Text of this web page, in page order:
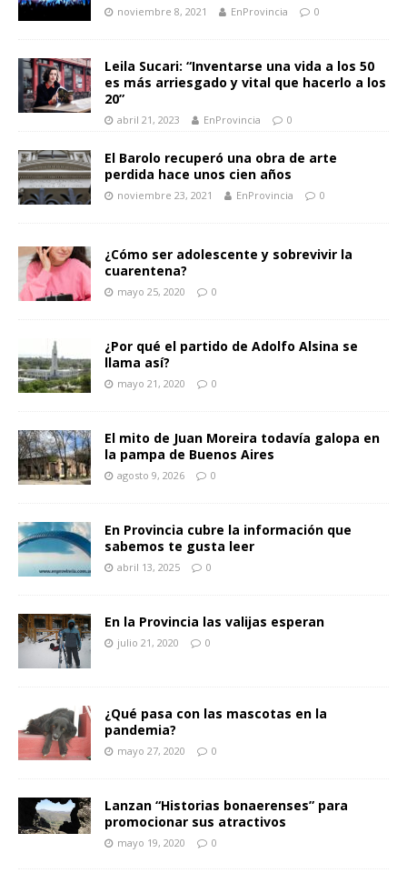
noviembre 8, 2021 EnProvincia 0
Leila Sucari: “Inventarse una vida a los 50
es más arriesgado y vital que hacerlo a los
20”
abril 21, 2023 EnProvincia 0
El Barolo recuperó una obra de arte
perdida hace unos cien años
noviembre 23, 2021 EnProvincia 0
¿Cómo ser adolescente y sobrevivir la
cuarentena?
mayo 25, 2020 0
¿Por qué el partido de Adolfo Alsina se
llama así?
mayo 21, 2020 0
El mito de Juan Moreira todavía galopa en
la pampa de Buenos Aires
agosto 9, 2026 0
En Provincia cubre la información que
sabemos te gusta leer
abril 13, 2025 0
En la Provincia las valijas esperan
julio 21, 2020 0
¿Qué pasa con las mascotas en la
pandemia?
mayo 27, 2020 0
Lanzan “Historias bonaerenses” para
promocionar sus atractivos
mayo 19, 2020 0